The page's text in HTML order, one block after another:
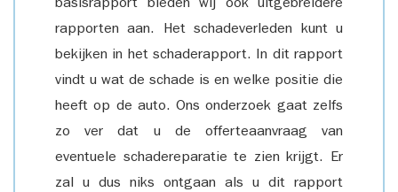
basisrapport bieden wij ook uitgebreidere
rapporten aan. Het schadeverleden kunt u
bekijken in het schaderapport. In dit rapport
vindt u wat de schade is en welke positie die
heeft op de auto. Ons onderzoek gaat zelfs
zo ver dat u de offerteaanvraag van
eventuele schadereparatie te zien krijgt. Er
zal u dus niks ontgaan als u dit rapport